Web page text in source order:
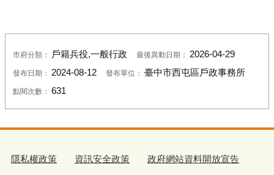
市府分類： 戶籍兵役,一般行政 最後異動日期： 2026-04-29
發布日期： 2024-08-12 發布單位： 臺中市西屯區戶政事務所
點閱次數： 631
隱私權政策 資訊安全政策 政府網站資料開放宣告